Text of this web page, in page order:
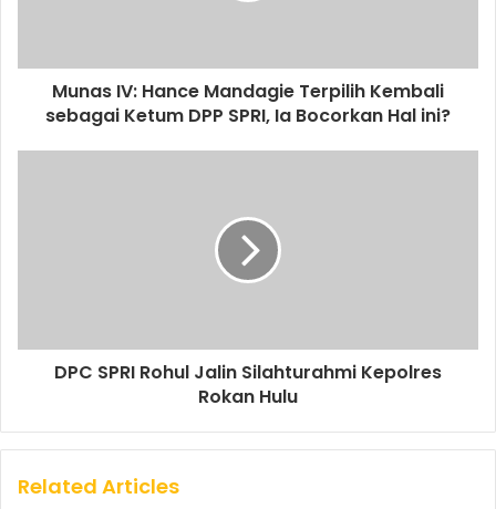
Munas IV: Hance Mandagie Terpilih Kembali
sebagai Ketum DPP SPRI, Ia Bocorkan Hal ini?
DPC SPRI Rohul Jalin Silahturahmi Kepolres
Rokan Hulu
Related Articles